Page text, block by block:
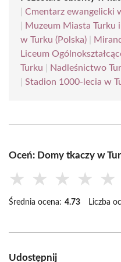
Cmentarz ewangelicki
Muzeum Miasta Turku
w Turku (Polska)
Liceum
Turku
Nadleśnictwo
Stadion 1000-lecia w
Oceń: Domy tkaczy w
★ ★ ★ ★ ★
Średnia ocena: 4.73 Liczba
Udostępnij